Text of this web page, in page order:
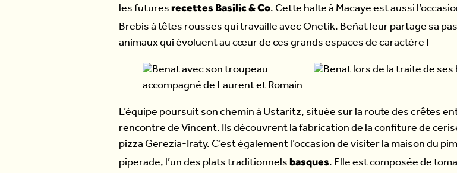
les futures recettes Basilic & Co. Cette halte à Macaye est aussi
Brebis à têtes rousses qui travaille avec Onetik. Beñat leur partage sa
animaux qui évoluent au cœur de ces grands espaces de caractère !
L’équipe poursuit son chemin à Ustaritz, située sur la route des crêtes
rencontre de Vincent. Ils découvrent la fabrication de la confiture de
pizza Gerezia-Iraty. C’est également l’occasion de visiter la maison du
piperade, l’un des plats traditionnels basques. Elle est composée de